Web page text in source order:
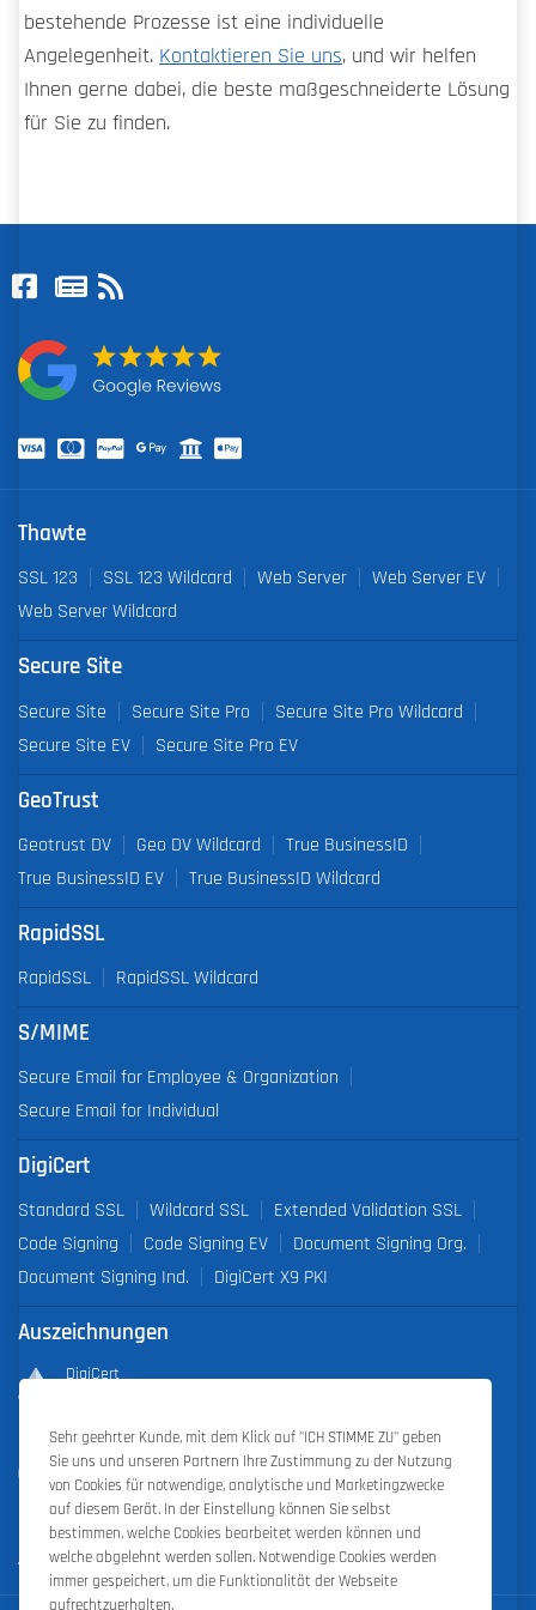
bestehende Prozesse ist eine individuelle
Angelegenheit. Kontaktieren Sie uns, und wir helfen
Ihnen gerne dabei, die beste maßgeschneiderte Lösung
für Sie zu finden.
Thawte
SSL 123 SSL 123 Wildcard Web Server
Web Server EV
Web Server Wildcard
Secure Site
Secure Site Secure Site Pro
Secure Site Pro Wildcard
Secure Site EV
Secure Site Pro EV
GeoTrust
Geotrust DV Geo DV Wildcard
True BusinessID
True BusinessID EV
True BusinessID Wildcard
RapidSSL
RapidSSL RapidSSL Wildcard
S/MIME
Secure Email for Employee & Organization
Secure Email for Individual
DigiCert
Standard SSL Wildcard SSL
Extended Validation SSL
Code Signing
Code Signing EV
Document Signing Org.
Document Signing Ind.
DigiCert X9 PKI
Auszeichnungen
DigiCert
Outstanding Sales Performance Award 2018, 2019, 2020, 2021,
2022
Sehr geehrter Kunde, mit dem Klick auf "ICH STIMME ZU" geben
Sie uns und unseren Partnern Ihre Zustimmung zu der Nutzung
von Cookies für notwendige, analytische und Marketingzwecke
auf diesem Gerät. In der Einstellung können Sie selbst
bestimmen, welche Cookies bearbeitet werden können und
welche abgelehnt werden sollen. Notwendige Cookies werden
immer gespeichert, um die Funktionalität der Webseite
aufrechtzuerhalten.